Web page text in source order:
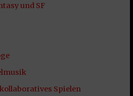
und SF
Spielen